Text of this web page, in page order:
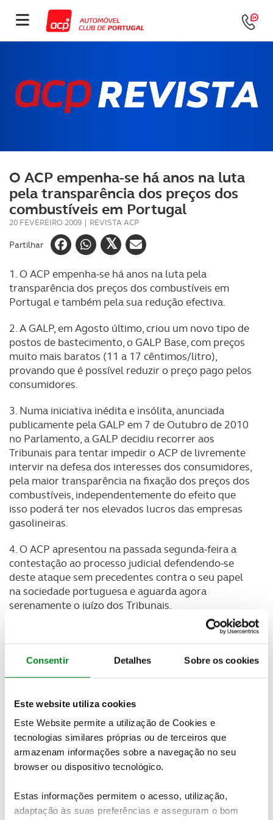
Consentir Detalhes Sobre os cookies
Este website utiliza cookies
Este Website permite a utilização de Cookies e
tecnologias similares próprias ou de terceiros que
armazenam informações sobre a navegação no seu
browser ou dispositivo tecnológico.
Estas informações permitem o acesso, utilização,
adaptação às suas preferências e asseguram o bom
O ACP empenha-se há anos na luta
pela transparência dos preços dos
combustíveis em Portugal
20 FEVEREIRO 2009 | REVISTA ACP
Partilhar
1. O ACP empenha-se há anos na luta pela
transparência dos preços dos combustíveis em
Portugal e também pela sua redução efectiva.
2. A GALP, em Agosto último, criou um novo tipo de
postos de bastecimento, o GALP Base, com preços
muito mais baratos (11 a 17 cêntimos/litro),
provando que é possível reduzir o preço pago pelos
consumidores.
3. Numa iniciativa inédita e insólita, anunciada
publicamente pela GALP em 7 de Outubro de 2010
no Parlamento, a GALP decidiu recorrer aos
Tribunais para tentar impedir o ACP de livremente
intervir na defesa dos interesses dos consumidores,
pela maior transparência na fixação dos preços dos
combustíveis, independentemente do efeito que
isso poderá ter nos elevados lucros das empresas
gasolineiras.
4. O ACP apresentou na passada segunda-feira a
contestação ao processo judicial defendendo-se
deste ataque sem precedentes contra o seu papel
na sociedade portuguesa e aguarda agora
serenamente o juízo dos Tribunais.
5. O ACP vai continuar a sua intervenção nesta
matéria e, por isso mesmo, realizou testes em
laboratórios internacionais que provam que o ACP
tem razão: os combustíveis vendidos no posto
terra a justificação apresentada pela GALP (a
6. Mais: o ACP fez um levantamento de preços
praticados nas lojas GALP que provam que os
preços praticados, para produtos diferentes de
chocolates, bolachas, etc…), são entre 70 e 100%
mais caros que os praticados no mercado em geral,